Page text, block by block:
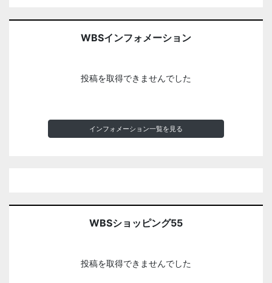
WBSインフォメーション
投稿を取得できませんでした
インフォメーション一覧を見る
WBSショッピング55
投稿を取得できませんでした